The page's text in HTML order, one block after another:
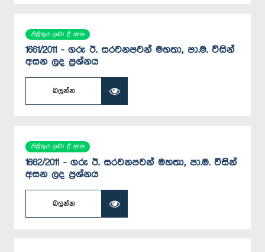
පිළිතුර ලබා දී ඇත
1661/2011 - ගරු ඊ. සරවනපවන් මහතා, පා.ම. විසින්
අසන ලද ප්‍රශ්නය
බලන්න
පිළිතුර ලබා දී ඇත
1662/2011 - ගරු ඊ. සරවනපවන් මහතා, පා.ම. විසින්
අසන ලද ප්‍රශ්නය
බලන්න